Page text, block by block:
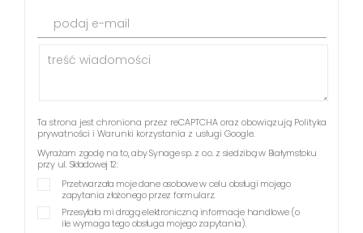
podaj e-mail
Ta strona jest chroniona przez reCAPTCHA oraz obowiązują Polityka
prywatności i Warunki korzystania z usługi Google.
Wyrażam zgodę na to, aby Synage sp. z o.o. z siedzibą w Białymstoku
przy ul. Składowej 12:
Przetwarzała moje dane osobowe w celu obsługi mojego
zapytania złożonego przez formularz.
Przesyłała mi drogą elektroniczną informacje handlowe (o
ile wymaga tego obsługa mojego zapytania).